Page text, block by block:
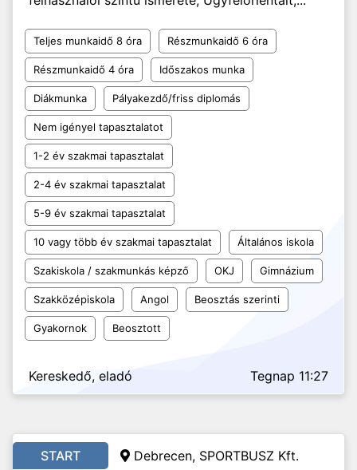
Teljes munkaidő 8 óra Részmunkaidő 6 óra
Részmunkaidő 4 óra Időszakos munka
Diákmunka Pályakezdő/friss diplomás
Nem igényel tapasztalatot
1-2 év szakmai tapasztalat
2-4 év szakmai tapasztalat
5-9 év szakmai tapasztalat
10 vagy több év szakmai tapasztalat Általános iskola
Szakiskola / szakmunkás képző OKJ Gimnázium
Szakközépiskola Angol Beosztás szerinti
Gyakornok Beosztott
Kereskedő, eladó Tegnap 11:27
START Debrecen, SPORTBUSZ Kft.